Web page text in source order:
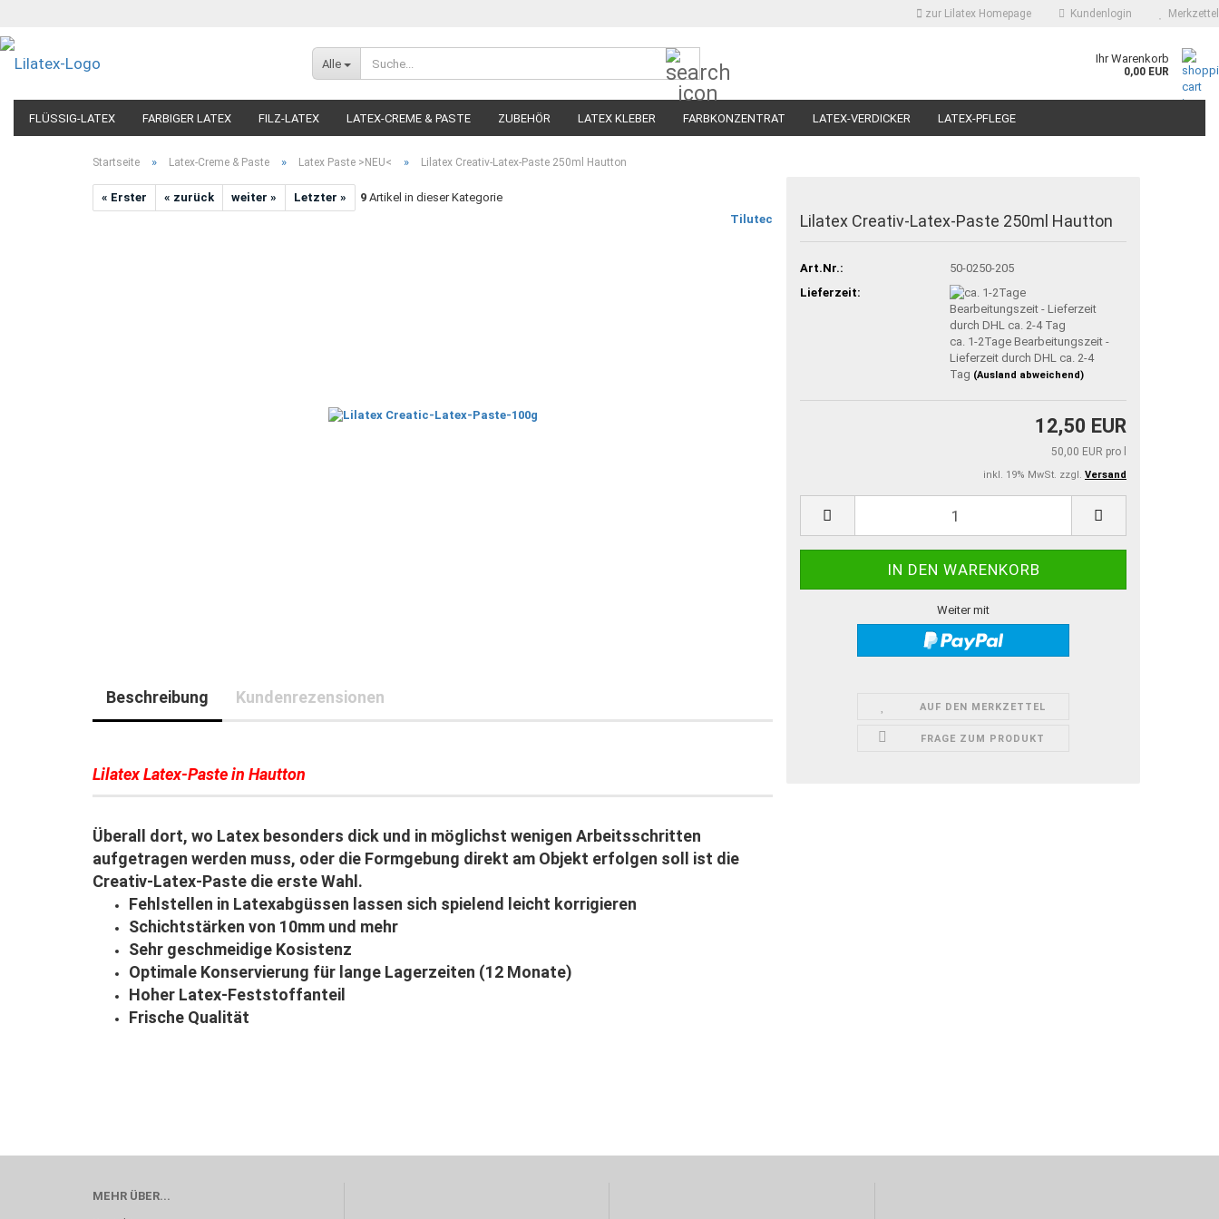
zur Lilatex Homepage Kundenlogin Merkzettel
Alle Ihr Warenkorb
0,00 EUR
FLÜSSIG-LATEX FARBIGER LATEX FILZ-LATEX LATEX-CREME & PASTE ZUBEHÖR LATEX KLEBER FARBKONZENTRAT LATEX-VERDICKER LATEX-PFLEGE
ARTIKEL NACH ANWENDUNG
Startseite » Latex-Creme & Paste » Latex Paste >NEU< » Lilatex Creativ-Latex-Paste 250ml Hautton
« Erster « zurück weiter » Letzter » 9 Artikel in dieser Kategorie
Tilutec
Lilatex Creativ-Latex-Paste 250ml Hautton
Art.Nr.:
50-0250-205
Lieferzeit:
ca. 1-2Tage Bearbeitungszeit -
Lieferzeit durch DHL ca. 2-4
Tag (Ausland abweichend)
12,50 EUR
50,00 EUR pro l
inkl. 19% MwSt. zzgl. Versand
Weiter mit
AUF DEN MERKZETTEL
FRAGE ZUM PRODUKT
Beschreibung Kundenrezensionen
Lilatex Latex-Paste in Hautton
Überall dort, wo Latex besonders dick und in möglichst wenigen Arbeitsschritten
aufgetragen werden muss, oder die Formgebung direkt am Objekt erfolgen soll ist die
Creativ-Latex-Paste die erste Wahl.
Fehlstellen in Latexabgüssen lassen sich spielend leicht korrigieren
Schichtstärken von 10mm und mehr
Sehr geschmeidige Kosistenz
Optimale Konservierung für lange Lagerzeiten (12 Monate)
Hoher Latex-Feststoffanteil
Frische Qualität
MEHR ÜBER...